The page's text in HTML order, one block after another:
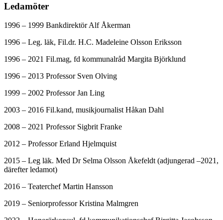
Ledamöter
1996 – 1999 Bankdirektör Alf Åkerman
1996 – Leg. läk, Fil.dr. H.C. Madeleine Olsson Eriksson
1996 – 2021 Fil.mag, fd kommunalråd Margita Björklund
1996 – 2013 Professor Sven Olving
1999 – 2002 Professor Jan Ling
2003 – 2016 Fil.kand, musikjournalist Håkan Dahl
2008 – 2021 Professor Sigbrit Franke
2012 – Professor Erland Hjelmquist
2015 – Leg läk. Med Dr Selma Olsson Åkefeldt (adjungerad –2021,
därefter ledamot)
2016 – Teaterchef Martin Hansson
2019 – Seniorprofessor Kristina Malmgren